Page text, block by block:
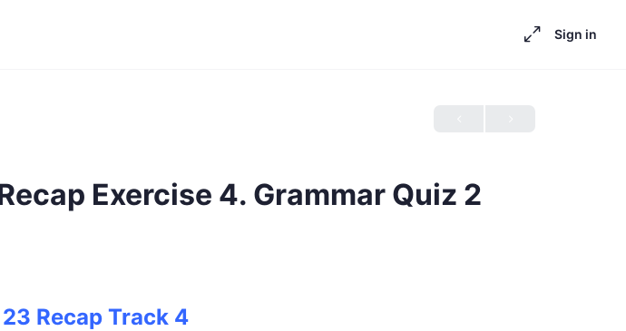
Sign in
Exercise 4. Grammar Quiz 2
Recap Track 4